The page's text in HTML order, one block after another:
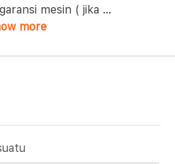
mesin ( jika ...
more